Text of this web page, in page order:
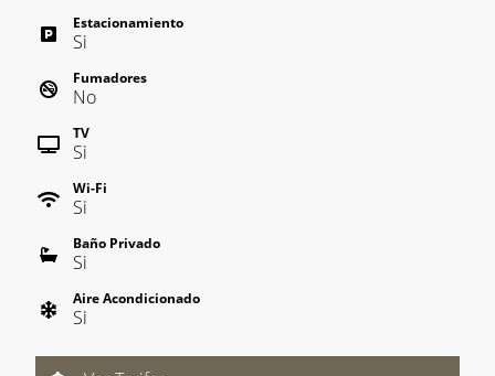
Estacionamiento
Si
Fumadores
No
TV
Si
Wi-Fi
Si
Baño Privado
Si
Aire Acondicionado
Si